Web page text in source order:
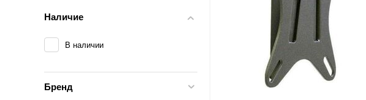
Наличие
В наличии
Бренд